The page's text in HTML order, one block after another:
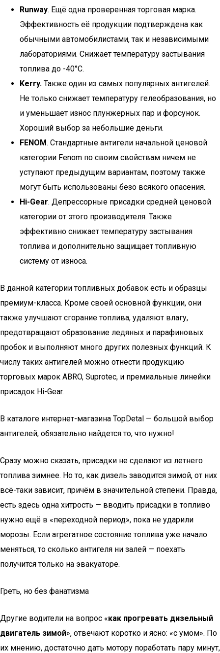
Runway. Ещё одна проверенная торговая марка.
Эффективность её продукции подтверждена как
обычными автомобилистами, так и независимыми
лабораториями. Снижает температуру застывания
топлива до -40°C.
Kerry. Также один из самых популярных антигелей.
Не только снижает температуру гелеобразования, но
и уменьшает износ плунжерных пар и форсунок.
Хороший выбор за небольшие деньги.
FENOM. Стандартные антигели начальной ценовой
категории Fenom по своим свойствам ничем не
уступают предыдущим вариантам, поэтому также
могут быть использованы безо всякого опасения.
Hi-Gear. Депрессорные присадки средней ценовой
категории от этого производителя. Также
эффективно снижает температуру застывания
топлива и дополнительно защищает топливную
систему от износа.
В данной категории топливных добавок есть и образцы
премиум-класса. Кроме своей основной функции, они
также улучшают сгорание топлива, удаляют влагу,
предотвращают образование ледяных и парафиновых
пробок и выполняют много других полезных функций. К
числу таких антигелей можно отнести продукцию
торговых марок ABRO, Suprotec, и премиальные линейки
присадок Hi-Gear.
В каталоге интернет-магазина TopDetal — большой выбор
антигелей, обязательно найдется то, что нужно!
Сразу можно сказать, присадки не сделают из летнего
топлива зимнее. Но то, как дизель заводится зимой, от них
всё-таки зависит, причём в значительной степени. Правда,
есть здесь одна хитрость — вводить присадки в топливо
нужно ещё в «переходной период», пока не ударили
морозы. Если агрегатное состояние топлива уже начало
меняться, то сколько антигеля ни залей — поехать
получится только на эвакуаторе.
Греть, но без фанатизма
Другие водители на вопрос «как прогревать дизельный
двигатель зимой», отвечают коротко и ясно: «с умом». По
их мнению, достаточно дать мотору поработать пару минут,